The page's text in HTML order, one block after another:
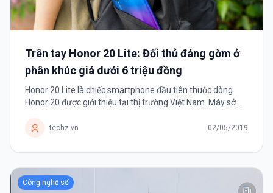
Trên tay Honor 20 Lite: Đối thủ đáng gờm ở
phân khúc giá dưới 6 triệu đồng
Honor 20 Lite là chiếc smartphone đầu tiên thuộc dòng
Honor 20 được giới thiệu tại thị trường Việt Nam. Máy sở
trước đat 32MP với mức giá chỉ 5,99 triệu đồng.
techz.vn 02/05/2019
Công nghệ số